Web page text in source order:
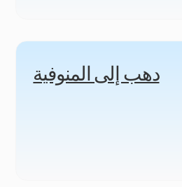
دهب إلى المنوفية